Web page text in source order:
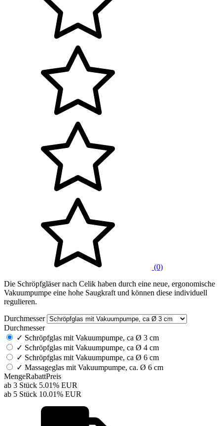
(0)
Die Schröpfgläser nach Celik haben durch eine neue, ergonomische
Vakuumpumpe eine hohe Saugkraft und können diese individuell
regulieren.
Durchmesser
Durchmesser
✓ Schröpfglas mit Vakuumpumpe, ca Ø 3 cm
✓ Schröpfglas mit Vakuumpumpe, ca Ø 4 cm
✓ Schröpfglas mit Vakuumpumpe, ca Ø 6 cm
✓ Massageglas mit Vakuumpumpe, ca. Ø 6 cm
MengeRabattPreis
ab 3 Stück 5.01% EUR
ab 5 Stück 10.01% EUR